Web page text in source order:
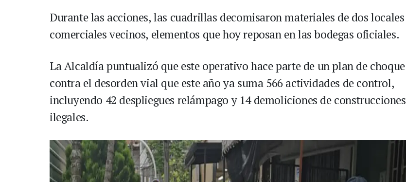
Durante las acciones, las cuadrillas decomisaron materiales de dos locales
comerciales vecinos, elementos que hoy reposan en las bodegas oficiales.
La Alcaldía puntualizó que este operativo hace parte de un plan de choque
contra el desorden vial que este año ya suma 566 actividades de control,
incluyendo 42 despliegues relámpago y 14 demoliciones de construcciones
ilegales.